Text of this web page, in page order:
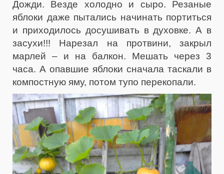
Дожди. Везде холодно и сыро. Резаные
яблоки даже пытались начинать портиться
и приходилось досушивать в духовке. А в
засухи!!! Нарезал на протвини, закрыл
марлей – и на балкон. Мешать через 3
часа. А опавшие яблоки сначала таскали в
компостную яму, потом тупо перекопали.